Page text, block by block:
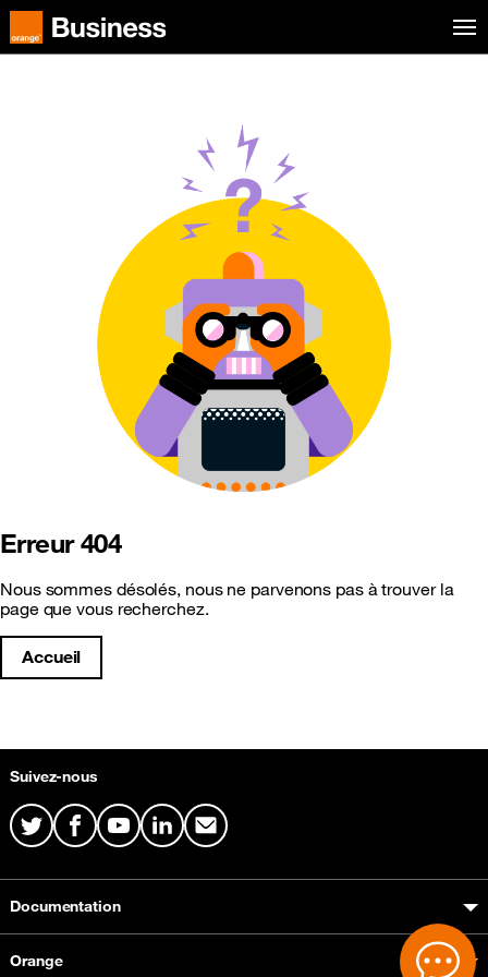
Aller au menu
Orange Business
Erreur 404
Nous sommes désolés, nous ne parvenons pas à trouver la
page que vous recherchez.
Accueil
Suivez-nous
TwitterFacebook
YoutubeLinkedIn
Mail
Documentation
Orange